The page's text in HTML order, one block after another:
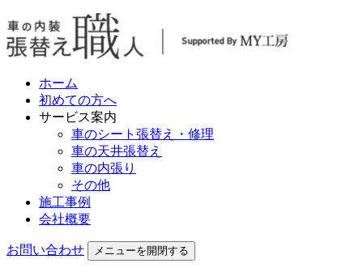
ホーム
初めての方へ
サービス案内
車のシート張替え・修理
車の天井張替え
車の内張り
その他
施工事例
会社概要
お問い合わせ メニューを開閉する